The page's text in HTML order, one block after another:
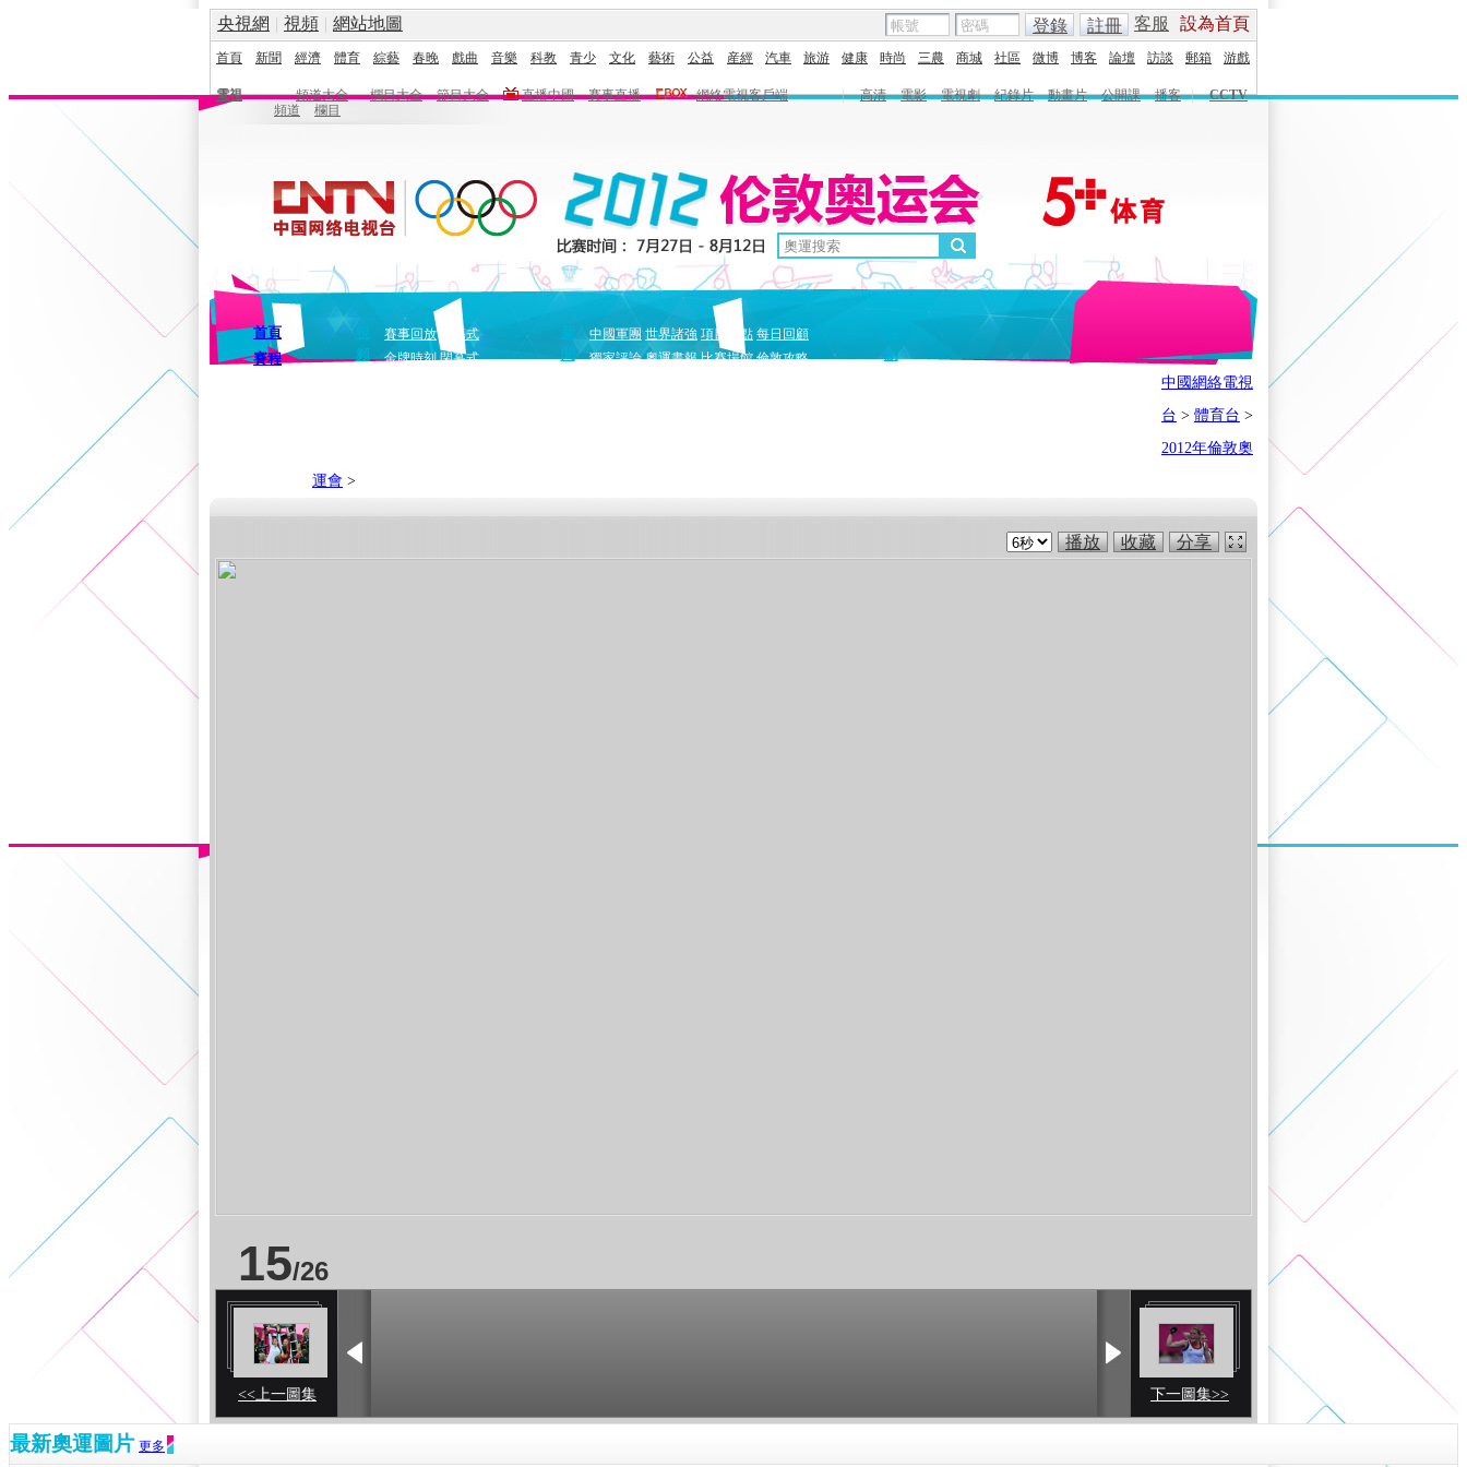
央視網 | 視頻 | 網站地圖 客服 設為首頁
登錄 註冊
首頁 新聞 經濟 體育 綜藝 春晚 戲曲 音樂 科教 青少 文化 藝術 公益 産經 汽車 旅游 健康 時尚 三農 商城 社區 微博 博客 論壇 訪談 郵箱 游戲
電視 頻道大全 欄目大全 節目大全 直播中國 賽事直播 網絡電視客戶端 | 高清 電影 電視劇 紀錄片 動畫片 公開課 播客 |
CCTV
頻道
欄目
首頁
賽程
頻
賽事回放
開幕式
金牌時刻 閉幕式
中國軍團 世界諸強 項目盤點 每日回顧
獨家評論 奧運畫報 比賽場館 倫敦攻略
創
中國網絡電視
台 > 體育台 >
2012年倫敦奧
運會 >
播放 收藏 分享
15/26
<<上一圖集 下一圖集>>
最新奧運圖片 更多